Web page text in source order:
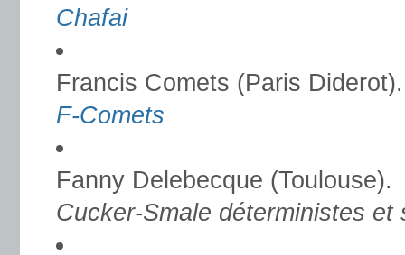
Chafai
Francis Comets (Paris
F-Comets
Fanny Delebecque
Cucker-Smale déterministes